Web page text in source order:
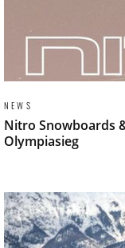
NEWS
Nitro Snowboards
Olympiasieg